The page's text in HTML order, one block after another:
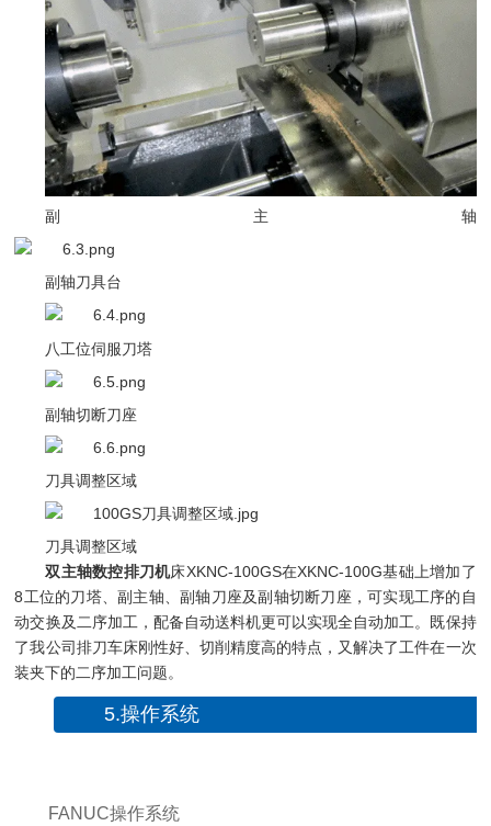
副主轴
副轴刀具台
八工位伺服刀塔
副轴切断刀座
刀具调整区域
刀具调整区域
双主轴数控排刀机床XKNC-100GS在XKNC-100G基础上增加了
8工位的刀塔、副主轴、副轴刀座及副轴切断刀座，可实现工序的自
动交换及二序加工，配备自动送料机更可以实现全自动加工。既保持
了我公司排刀车床刚性好、切削精度高的特点，又解决了工件在一次
装夹下的二序加工问题。
5.操作系统
FANUC操作系统